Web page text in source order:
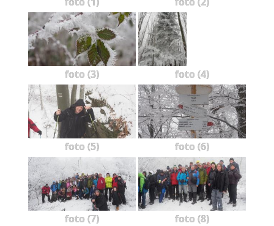
foto (3) foto (4)
foto (5) foto (6)
foto (7) foto (8)